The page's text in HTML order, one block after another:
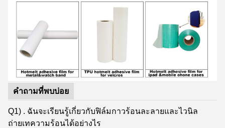
คำถามที่พบบ่อย
Q1) . ฉันจะเรียนรู้เกี่ยวกับฟิล์มกาวร้อนละลายและไวนิล
ถ่ายเทความร้อนได้อย่างไร